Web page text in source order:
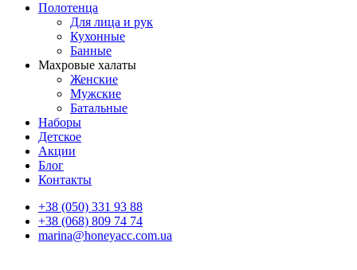
Полотенца
Для лица и рук
Кухонные
Банные
Махровые халаты
Женские
Мужские
Батальные
Наборы
Детское
Акции
Блог
Контакты
+38 (050) 331 93 88
+38 (068) 809 74 74
marina@honeyacc.com.ua